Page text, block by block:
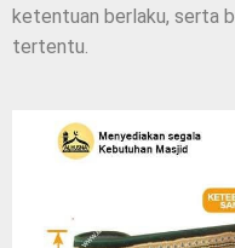
ketentuan berlaku, serta
tertentu.